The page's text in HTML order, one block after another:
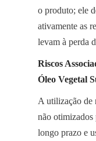
o produto; ele
ativamente as
levam à perda
Riscos
Óleo Vegetal
A utilização de
não otimizados
longo prazo e